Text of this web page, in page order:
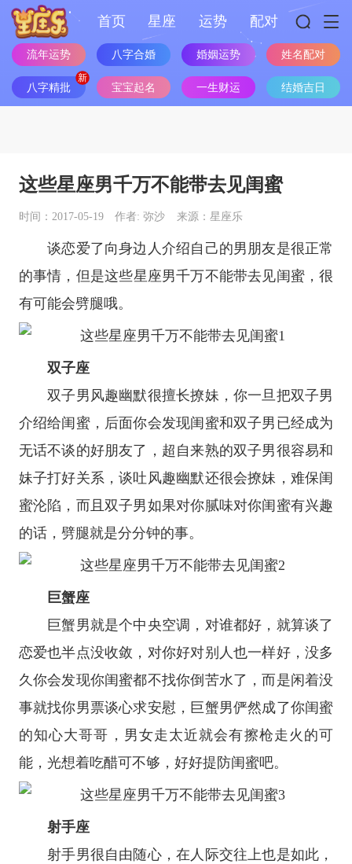
首页 星座 运势 配对
流年运势 八字合婚 婚姻运势 姓名配对
八字精批 宝宝起名 一生财运 结婚吉日
这些星座男千万不能带去见闺蜜
时间：2017-05-19 作者: 弥沙 来源：星座乐
谈恋爱了向身边人介绍自己的男朋友是很正常
的事情，但是这些星座男千万不能带去见闺蜜，很
有可能会劈腿哦。
双子座
双子男风趣幽默很擅长撩妹，你一旦把双子男
介绍给闺蜜，后面你会发现闺蜜和双子男已经成为
无话不谈的好朋友了，超自来熟的双子男很容易和
妹子打好关系，谈吐风趣幽默还很会撩妹，难保闺
蜜沦陷，而且双子男如果对你腻味对你闺蜜有兴趣
的话，劈腿就是分分钟的事。
巨蟹座
巨蟹男就是个中央空调，对谁都好，就算谈了
恋爱也半点没收敛，对你好对别人也一样好，没多
久你会发现你闺蜜都不找你倒苦水了，而是闲着没
事就找你男票谈心求安慰，巨蟹男俨然成了你闺蜜
的知心大哥哥，男女走太近就会有擦枪走火的可
能，光想着吃醋可不够，好好提防闺蜜吧。
射手座
射手男很自由随心，在人际交往上也是如此，